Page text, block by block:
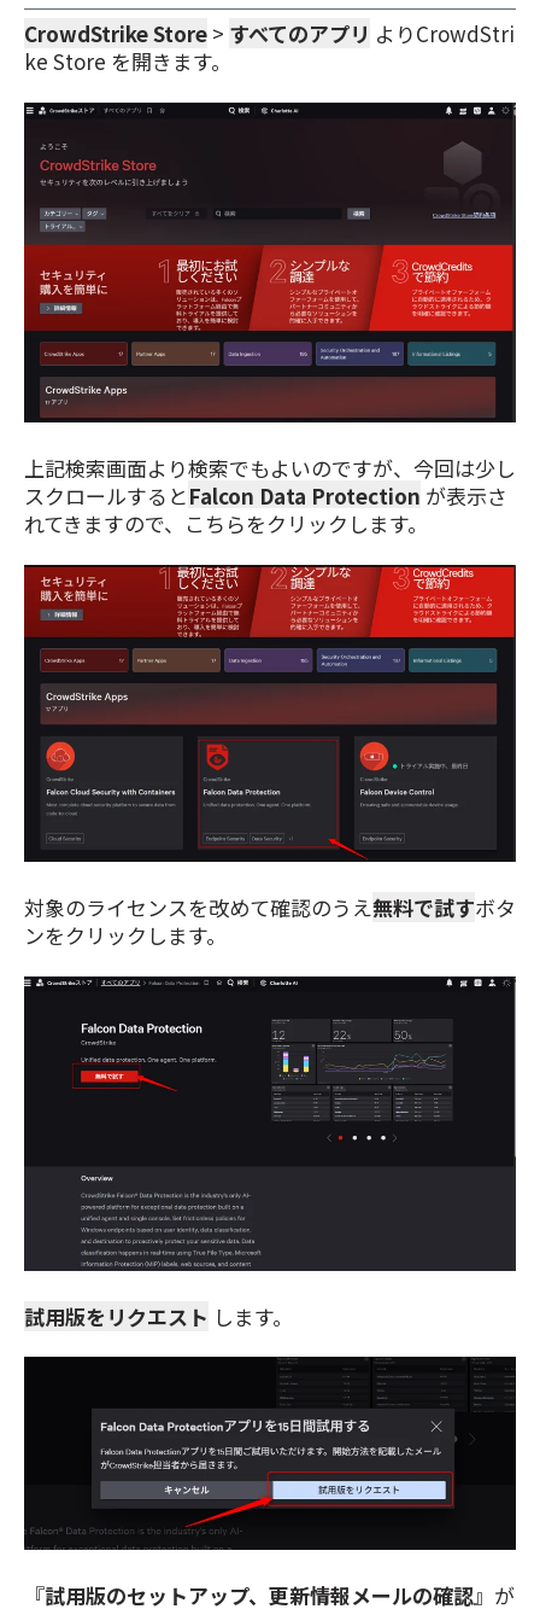
CrowdStrike Store > すべてのアプリ よりCrowdStri
ke Store を開きます。
上記検索画面より検索でもよいのですが、今回は少し
スクロールするとFalcon Data Protection が表示さ
れてきますので、こちらをクリックします。
対象のライセンスを改めて確認のうえ無料で試すボタ
ンをクリックします。
試用版をリクエスト します。
『試用版のセットアップ、更新情報メールの確認』が